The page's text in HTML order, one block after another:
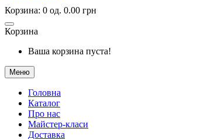
Корзина: 0 од. 0.00 грн
Корзина
Ваша корзина пуста!
Меню
Головна
Каталог
Про нас
Майстер-класи
Доставка